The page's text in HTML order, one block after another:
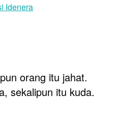
Idenera
orang itu jahat.
sekalipun itu kuda.